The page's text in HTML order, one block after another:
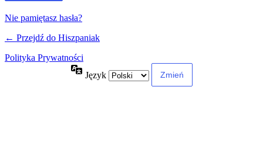
Nie pamiętasz hasła?
← Przejdź do Hiszpaniak
Polityka Prywatności
Język